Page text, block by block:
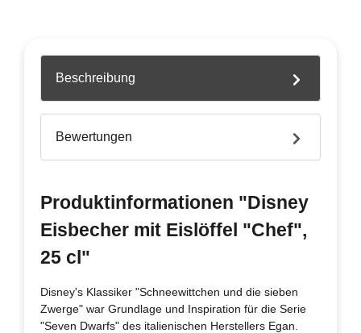
Beschreibung
Bewertungen
Produktinformationen "Disney
Eisbecher mit Eislöffel "Chef",
25 cl"
Disney's Klassiker "Schneewittchen und die sieben
Zwerge" war Grundlage und Inspiration für die Serie
"Seven Dwarfs" des italienischen Herstellers Egan.